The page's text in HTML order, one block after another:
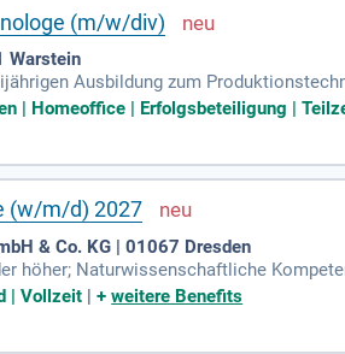
(m/w/div)
Warstein
Ausbildung zum
| Homeoffice | Erfolgsbeteiligung |
(w/m/d) 2027
& Co. KG | 01067 Dresden
höher; Naturwissenschaftliche
Begeisterung für Technologien.
| Vollzeit |+weitere Benefits